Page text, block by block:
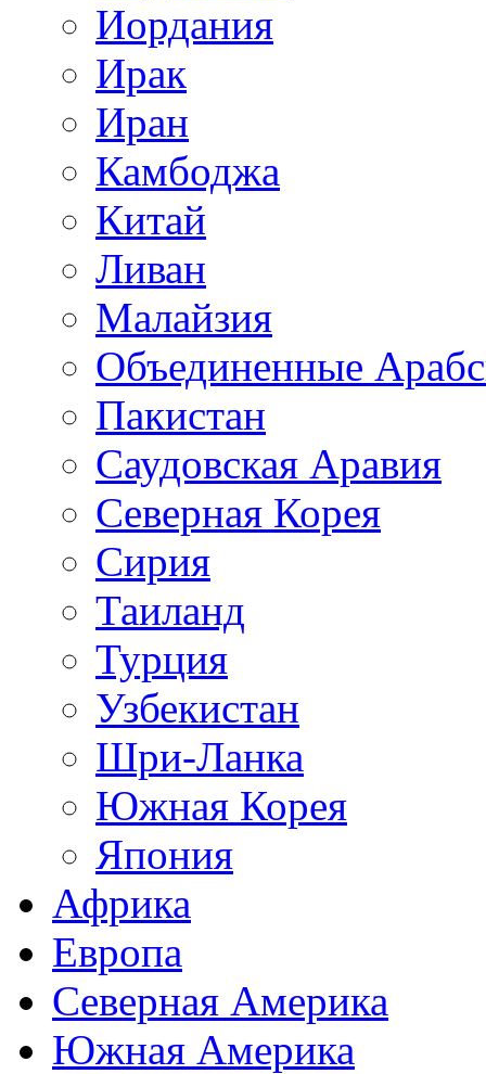
Иордания
Ирак
Иран
Камбоджа
Китай
Ливан
Малайзия
Объединенные
Пакистан
Саудовская Аравия
Северная Корея
Сирия
Таиланд
Турция
Узбекистан
Шри-Ланка
Южная Корея
Япония
Африка
Европа
Северная Америка
Южная Америка